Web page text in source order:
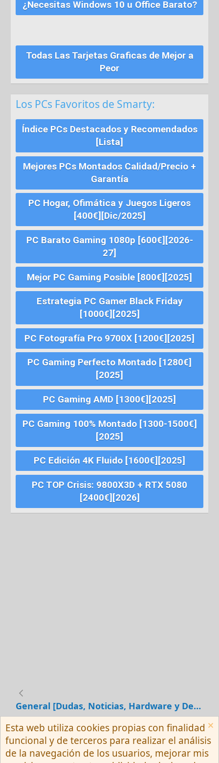
¿Necesitas Windows 10 u Office Barato?
Todas Las Tarjetas Graficas de Mejor a
Peor
Los PCs Favoritos de Smarty:
Índice PCs Destacados y Recomendados
[Lista]
Mejores PCs Montados Calidad/Precio +
Garantía
PC Hogar, Ofimática y Juegos Ligeros
[400€][Dic/2025]
PC Barato Gaming 1080p [600€][2026-
27]
Mejor PC Gaming Posible [800€][2025]
Estrategia PC Gamer Black Friday
[1000€][2025]
PC Fotografía Pro 9700X [1200€][2025]
PC Gaming Perfecto Montado [1280€]
[2025]
PC Gaming AMD [1300€][2025]
PC Gaming 100% Montado [1300-1500€]
[2025]
PC Edición 4K Fluido [1600€][2025]
PC TOP Crisis: 9800X3D + RTX 5080
[2400€][2026]
General [Dudas, Noticias, Hardware y Debates]
Español (Neutro) Tu
Contactarnos
Términos y reglas
Privacy policy
Ayuda
R
Esta web utiliza cookies propias con finalidad
funcional y de terceros para realizar el análisis
de la navegación de los usuarios, mejorar mis